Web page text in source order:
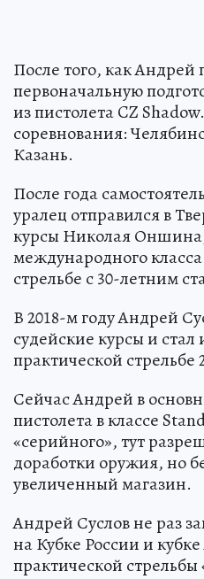
После того, как
первоначальную
из пистолета CZ
соревнования:
Казань.
После года
уралец отправился в
курсы Николая
международного
стрельбе с 30-летним
В 2018-м году Андрей
судейские курсы и
практической стрельбе
Сейчас Андрей в
пистолета в классе
«серийного», тут
доработки оружия, но
увеличенный магазин.
Андрей Суслов не раз
на Кубке России и
практической